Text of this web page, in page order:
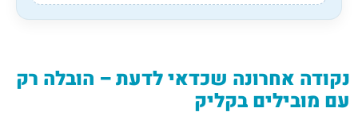
נקודה אחרונה שכדאי לדעת – הובלה רק
עם מובילים בקליק